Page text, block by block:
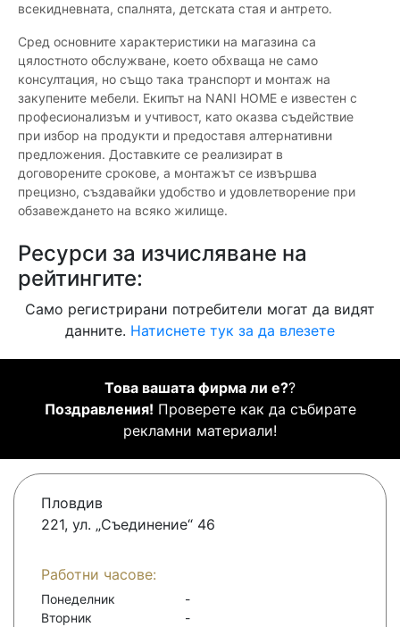
всекидневната, спалнята, детската стая и антрето.
Сред основните характеристики на магазина са
цялостното обслужване, което обхваща не само
консултация, но също така транспорт и монтаж на
закупените мебели. Екипът на NANI HOME е известен с
професионализъм и учтивост, като оказва съдействие
при избор на продукти и предоставя алтернативни
предложения. Доставките се реализират в
договорените срокове, а монтажът се извършва
прецизно, създавайки удобство и удовлетворение при
обзавеждането на всяко жилище.
Ресурси за изчисляване на
рейтингите:
Само регистрирани потребители могат да видят
данните. Натиснете тук за да влезете
Това вашата фирма ли е??
Поздравления! Проверете как да събирате
рекламни материали!
Пловдив
221, ул. „Съединение“ 46
Работни часове:
Понеделник
-
Вторник
-